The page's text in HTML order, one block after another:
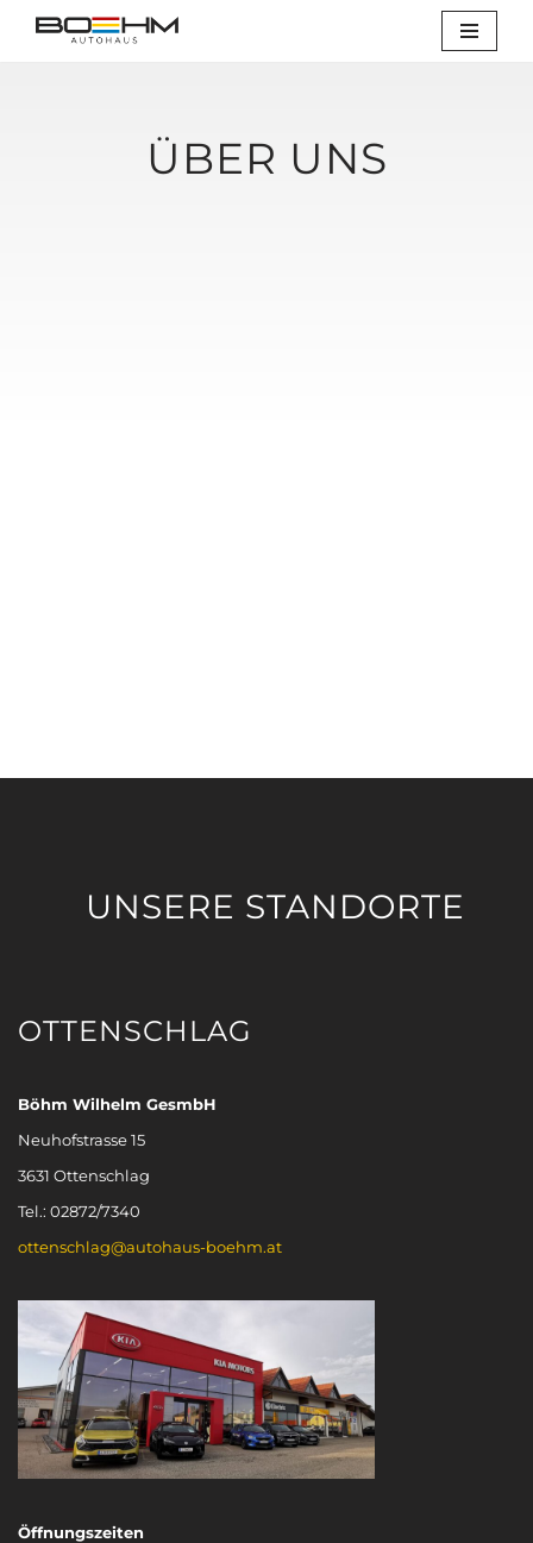
ÜBER UNS
UNSERE STANDORTE
OTTENSCHLAG
Böhm Wilhelm GesmbH
Neuhofstrasse 15
3631 Ottenschlag
Tel.: 02872/7340
ottenschlag@autohaus-boehm.at
Öffnungszeiten